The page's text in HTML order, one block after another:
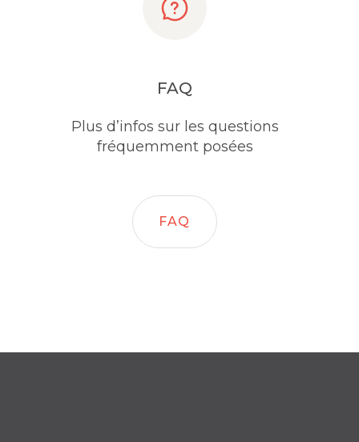
FAQ
Plus d’infos sur les questions
fréquemment posées
FAQ